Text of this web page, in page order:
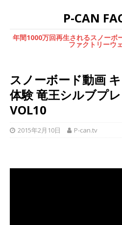
P-CAN
年間1000万回再生されるスノーボ
ファクトリーウ
スノーボード動画
体験 竜王シルブプ
VOL10
2015年2月10日 P-can.tv